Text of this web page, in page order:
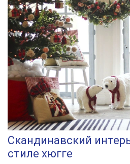
Скандинавский
стиле хюгге